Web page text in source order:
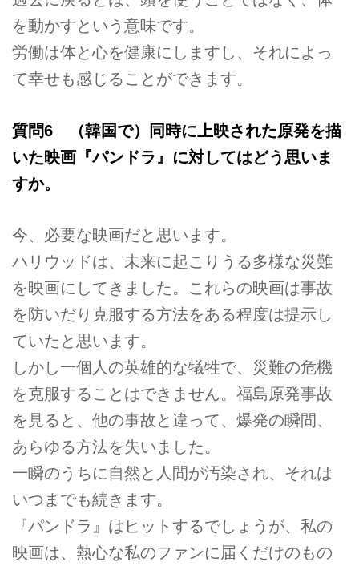
を動かすという意味です。
労働は体と心を健康にしますし、それによっ
て幸せも感じることができます。
質問6 （韓国で）同時に上映された原発を描
いた映画『パンドラ』に対してはどう思いま
すか。
今、必要な映画だと思います。
ハリウッドは、未来に起こりうる多様な災難
を映画にしてきました。これらの映画は事故
を防いだり克服する方法をある程度は提示し
ていたと思います。
しかし一個人の英雄的な犠牲で、災難の危機
を克服することはできません。福島原発事故
を見ると、他の事故と違って、爆発の瞬間、
あらゆる方法を失いました。
一瞬のうちに自然と人間が汚染され、それは
いつまでも続きます。
『パンドラ』はヒットするでしょうが、私の
映画は、熱心な私のファンに届くだけのもの